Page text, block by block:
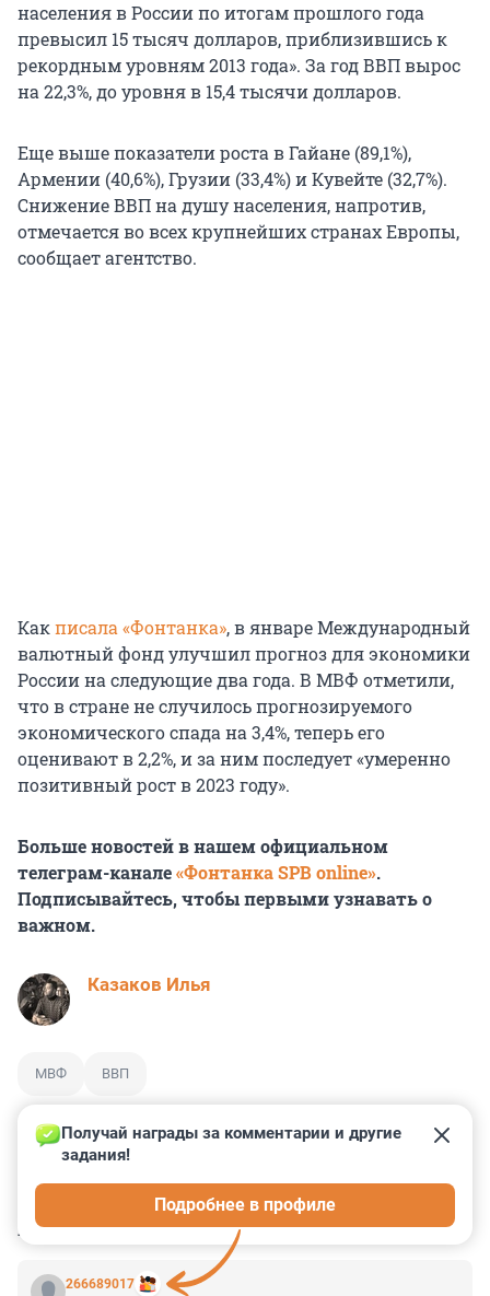
населения в России по итогам прошлого года
превысил 15 тысяч долларов, приблизившись к
рекордным уровням 2013 года». За год ВВП вырос
на 22,3%, до уровня в 15,4 тысячи долларов.
Еще выше показатели роста в Гайане (89,1%),
Армении (40,6%), Грузии (33,4%) и Кувейте (32,7%).
Снижение ВВП на душу населения, напротив,
отмечается во всех крупнейших странах Европы,
сообщает агентство.
Какписала «Фонтанка», в январе Международный
валютный фонд улучшил прогноз для экономики
России на следующие два года. В МВФ отметили,
что в стране не случилось прогнозируемого
экономического спада на 3,4%, теперь его
оценивают в 2,2%, и за ним последует «умеренно
позитивный рост в 2023 году».
Больше новостей в нашем официальном
телеграм-канале«Фонтанка SPB online».
Подписывайтесь, чтобы первыми узнавать о
важном.
Казаков Илья
МВФ ВВП
КОММЕНТАРИИ 83
266689017
Получай награды за комментарии и другие
задания!
Подробнее в профиле